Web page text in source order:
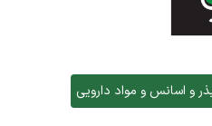
و اسانس و مواد دارویی